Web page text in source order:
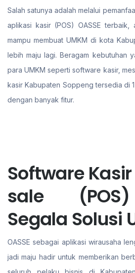
Salah satunya adalah melalui
aplikasi kasir (POS) OASSE terbaik,
mampu membuat UMKM di kota
lebih maju lagi. Beragam kebutuhan
para UMKM seperti software kasir,
kasir Kabupaten Soppeng tersedia di
dengan banyak fitur.
Software
sale
Segala Solusi
OASSE sebagai aplikasi wirausaha
jadi maju hadir untuk memberikan